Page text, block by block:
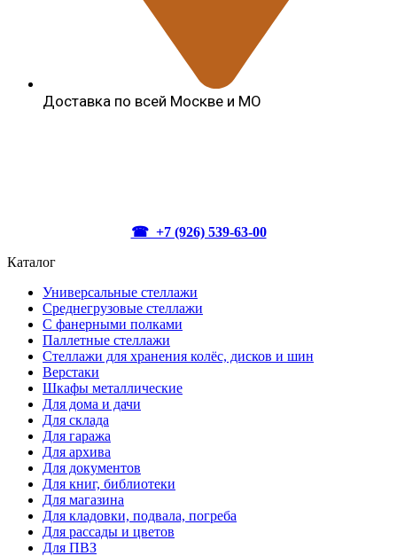
Доставка по всей Москве и МО
☎ +7 (926) 539-63-00
Каталог
Универсальные стеллажи
Среднегрузовые стеллажи
С фанерными полками
Паллетные стеллажи
Стеллажи для хранения колёс, дисков и шин
Верстаки
Шкафы металлические
Для дома и дачи
Для склада
Для гаража
Для архива
Для документов
Для книг, библиотеки
Для магазина
Для кладовки, подвала, погреба
Для рассады и цветов
Для ПВЗ